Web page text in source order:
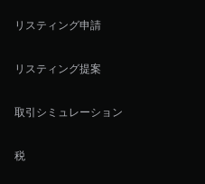
リスティング申請
リスティング提案
取引シミュレーション
税